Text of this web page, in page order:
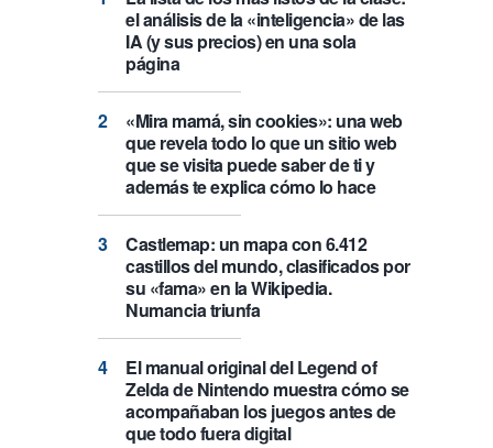
el análisis de la «inteligencia» de las
IA (y sus precios) en una sola
página
«Mira mamá, sin cookies»: una web
que revela todo lo que un sitio web
que se visita puede saber de ti y
además te explica cómo lo hace
Castlemap: un mapa con 6.412
castillos del mundo, clasificados por
su «fama» en la Wikipedia.
Numancia triunfa
El manual original del Legend of
Zelda de Nintendo muestra cómo se
acompañaban los juegos antes de
que todo fuera digital